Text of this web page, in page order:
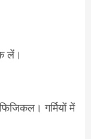
लें।
गर्मियों में